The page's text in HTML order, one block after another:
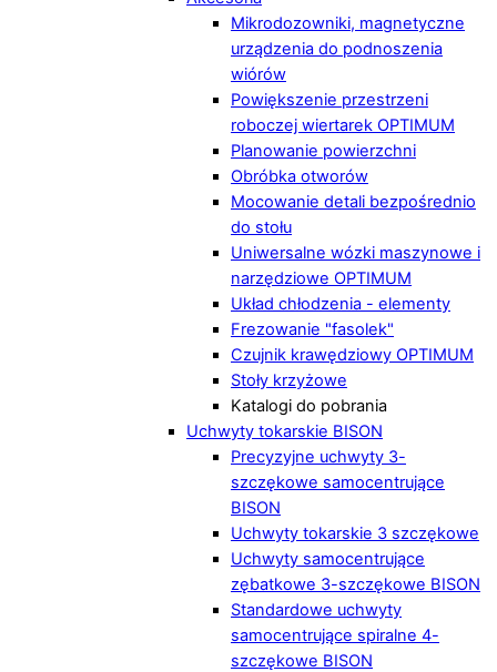
Mikrodozowniki, magnetyczne
urządzenia do podnoszenia
wiórów
Powiększenie przestrzeni
roboczej wiertarek OPTIMUM
Planowanie powierzchni
Obróbka otworów
Mocowanie detali bezpośrednio
do stołu
Uniwersalne wózki maszynowe i
narzędziowe OPTIMUM
Układ chłodzenia - elementy
Frezowanie "fasolek"
Czujnik krawędziowy OPTIMUM
Stoły krzyżowe
Katalogi do pobrania
Uchwyty tokarskie BISON
Precyzyjne uchwyty 3-
szczękowe samocentrujące
BISON
Uchwyty tokarskie 3 szczękowe
Uchwyty samocentrujące
zębatkowe 3-szczękowe BISON
Standardowe uchwyty
samocentrujące spiralne 4-
szczękowe BISON